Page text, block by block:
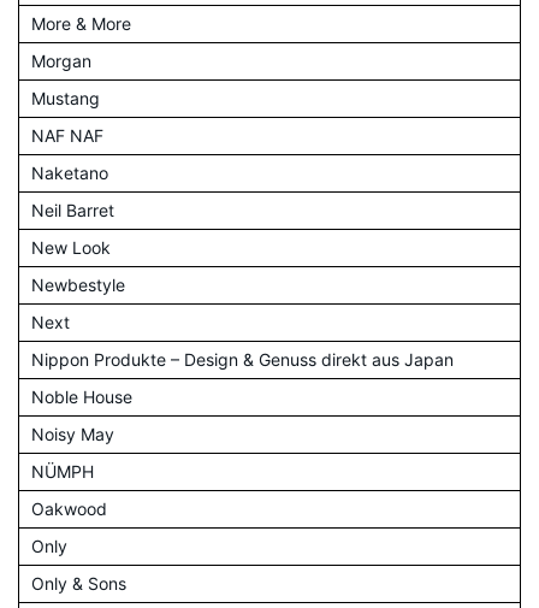
More & More
Morgan
Mustang
NAF NAF
Naketano
Neil Barret
New Look
Newbestyle
Next
Nippon Produkte – Design & Genuss direkt aus Japan
Noble House
Noisy May
NÜMPH
Oakwood
Only
Only & Sons